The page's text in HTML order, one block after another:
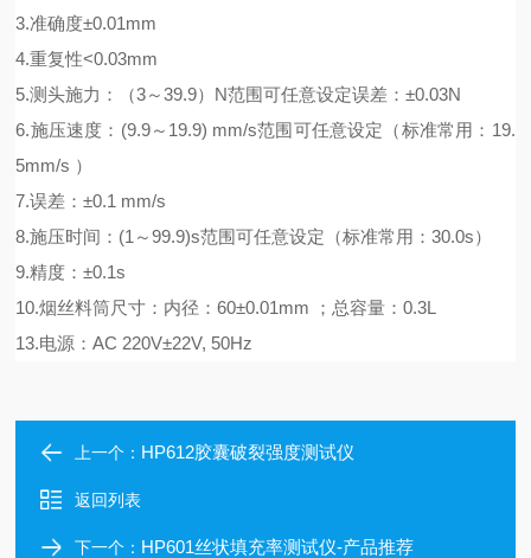
3.准确度±0.01mm
4.重复性<0.03mm
5.测头施力：（3～39.9）N范围可任意设定误差：±0.03N
6.施压速度：(9.9～19.9) mm/s范围可任意设定（标准常用：19.
5mm/s ）
7.误差：±0.1 mm/s
8.施压时间：(1～99.9)s范围可任意设定（标准常用：30.0s）
9.精度：±0.1s
10.烟丝料筒尺寸：内径：60±0.01mm ；总容量：0.3L
13.电源：AC 220V±22V, 50Hz
上一个： HP612胶囊破裂强度测试仪
返回列表
下一个： HP601丝状填充率测试仪-产品推荐